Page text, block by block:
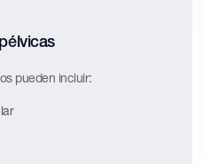
pueden incluir: